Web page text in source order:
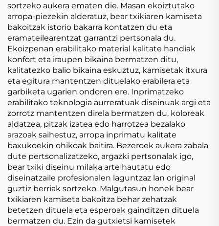
sortzeko aukera ematen die. Masan ekoiztutako
arropa-piezekin alderatuz, bear txikiaren kamiseta
bakoitzak istorio bakarra kontatzen du eta
eramateilearentzat garrantzi pertsonala du.
Ekoizpenan erabilitako material kalitate handiak
konfort eta iraupen bikaina bermatzen ditu,
kalitatezko balio bikaina eskuztuz, kamisetak itxura
eta egitura mantentzen dituelako erabilera eta
garbiketa ugarien ondoren ere. Inprimatzeko
erabilitako teknologia aurreratuak diseinuak argi eta
zorrotz mantentzen direla bermatzen du, koloreak
aldatzea, pitzak izatea edo harrotzea bezalako
arazoak saihestuz, arropa inprimatu kalitate
baxukoekin ohikoak baitira. Bezeroek aukera zabala
dute pertsonalizatzeko, argazki pertsonalak igo,
bear txiki diseinu milaka arte hautatu edo
diseinatzaile profesionalen laguntzaz lan original
guztiz berriak sortzeko. Malgutasun honek bear
txikiaren kamiseta bakoitza behar zehatzak
betetzen dituela eta esperoak gainditzen dituela
bermatzen du. Ezin da gutxietsi kamisetek